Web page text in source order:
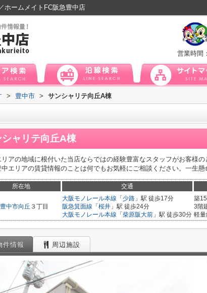
ホームメイトFC阪急豊中店
営業時間
> 豊中市 > サンシャリテ向丘A棟
シャリテ向丘A棟
リアの地域に根付いた当店ならではの経験豊富なスタッフがお客様
エリアの賃貸情報のことは何でもお気軽にご相談ください。一生懸
所在地 交通
豊中市向丘 ３丁目
大阪モノレール本線 「 少路 」駅 徒歩17分
阪急箕面線 「 桜井 」駅 徒歩24分
大阪モノレール本線 「 柴原阪大前 」駅 徒歩30分
築
3階
軽
件情報 周辺施設